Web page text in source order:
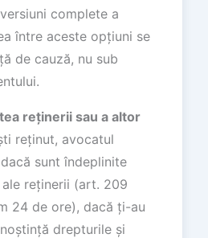
complete a
între aceste opțiuni se
de cauză, nu sub
reținerii sau a altor
reținut, avocatul
sunt îndeplinite
reținerii (art. 209
24 de ore), dacă ți-au
drepturile și